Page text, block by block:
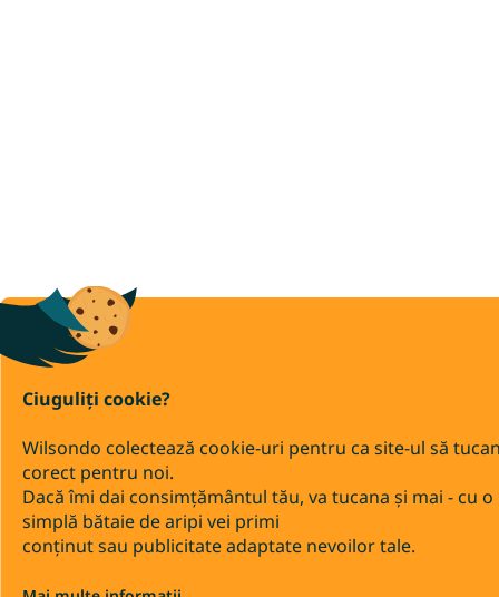
Ciuguliți cookie?
Wilsondo colectează cookie-uri pentru ca site-ul să
corect pentru noi.
Dacă îmi dai consimțământul tău, va tucana și mai - cu o
simplă bătaie de aripi vei primi
conținut sau publicitate adaptate nevoilor tale.